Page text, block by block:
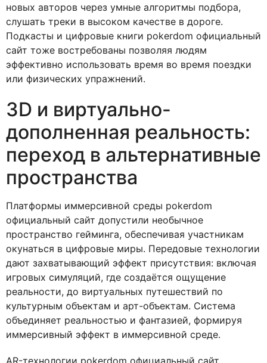
новых авторов через умные алгоритмы подбора,
слушать треки в высоком качестве в дороге.
Подкасты и цифровые книги pokerdom официальный
сайт тоже востребованы позволяя людям
эффективно использовать время во время поездки
или физических упражнений.
3D и виртуально-
дополненная реальность:
переход в альтернативные
пространства
Платформы иммерсивной среды pokerdom
официальный сайт допустили необычное
пространство гейминга, обеспечивая участникам
окунаться в цифровые миры. Передовые технологии
дают захватывающий эффект присутствия: включая
игровых симуляций, где создаётся ощущение
реальности, до виртуальных путешествий по
культурным объектам и арт-объектам. Система
объединяет реальностью и фантазией, формируя
иммерсивный эффект в иммерсивной среде.